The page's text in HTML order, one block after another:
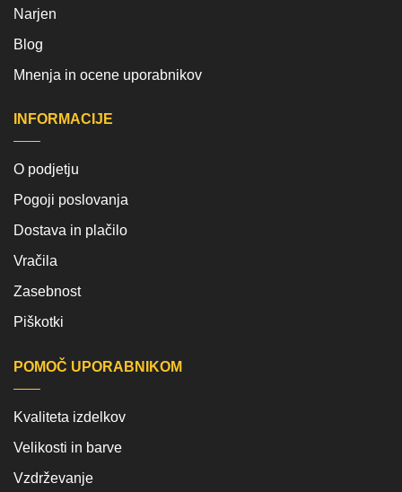
Narjen
Blog
Mnenja in ocene uporabnikov
INFORMACIJE
O podjetju
Pogoji poslovanja
Dostava in plačilo
Vračila
Zasebnost
Piškotki
POMOČ UPORABNIKOM
Kvaliteta izdelkov
Velikosti in barve
Vzdrževanje